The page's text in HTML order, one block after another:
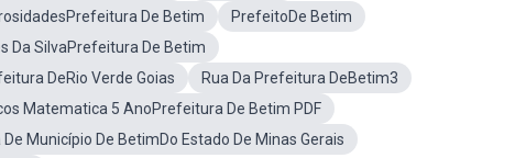
De Betim
PrefeitoDe Betim
Da SilvaPrefeitura De Betim
DeRio Verde Goias
Rua Da Prefeitura DeBetim3
Matematica 5 AnoPrefeitura De Betim PDF
Município De BetimDo Estado De Minas Gerais